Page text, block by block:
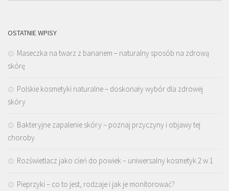
OSTATNIE WPISY
Maseczka na twarz z bananem – naturalny sposób na zdrową
skórę
Polskie kosmetyki naturalne – doskonały wybór dla zdrowej
skóry
Bakteryjne zapalenie skóry – poznaj przyczyny i objawy tej
choroby
Rozświetlacz jako cień do powiek – uniwersalny kosmetyk 2 w 1
Pieprzyki – co to jest, rodzaje i jak je monitorować?